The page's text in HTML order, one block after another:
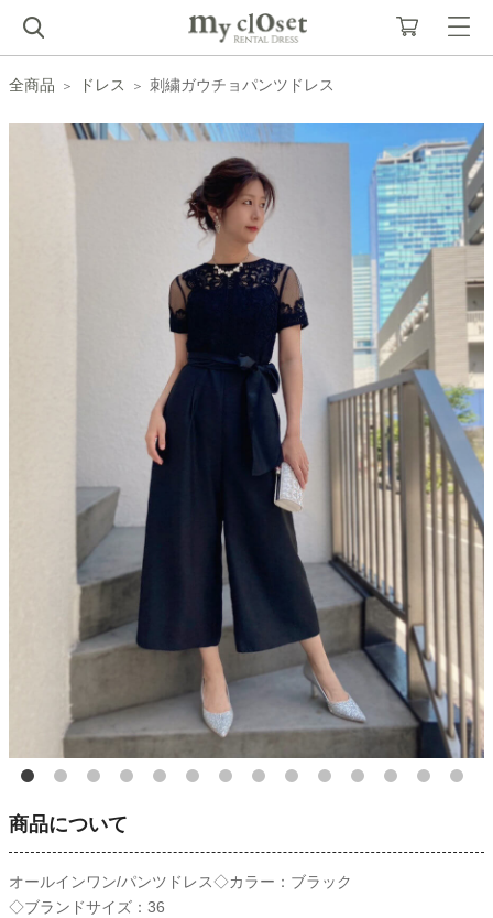
全商品 ドレス 刺繍ガウチョパンツドレス
商品について
オールインワン/パンツドレス◇カラー：ブラック
◇ブランドサイズ：36